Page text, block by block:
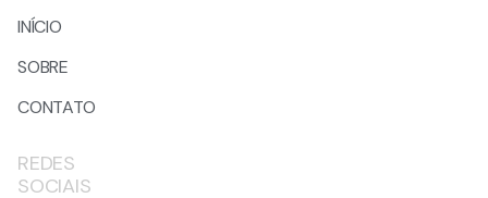
INÍCIO
SOBRE
CONTATO
REDES
SOCIAIS